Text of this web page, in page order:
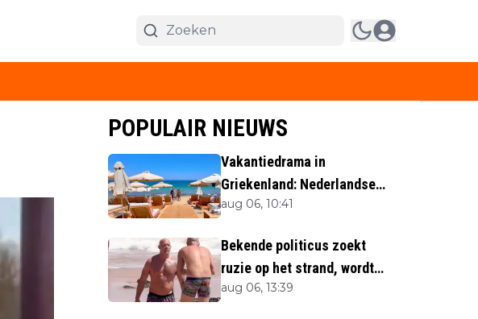
POPULAIR NIEUWS
Vakantiedrama in
Griekenland: Nederlandse
(40) omgekomen
aug 06, 10:41
Bekende politicus zoekt
ruzie op het strand, wordt
neergemaaid
aug 06, 13:39